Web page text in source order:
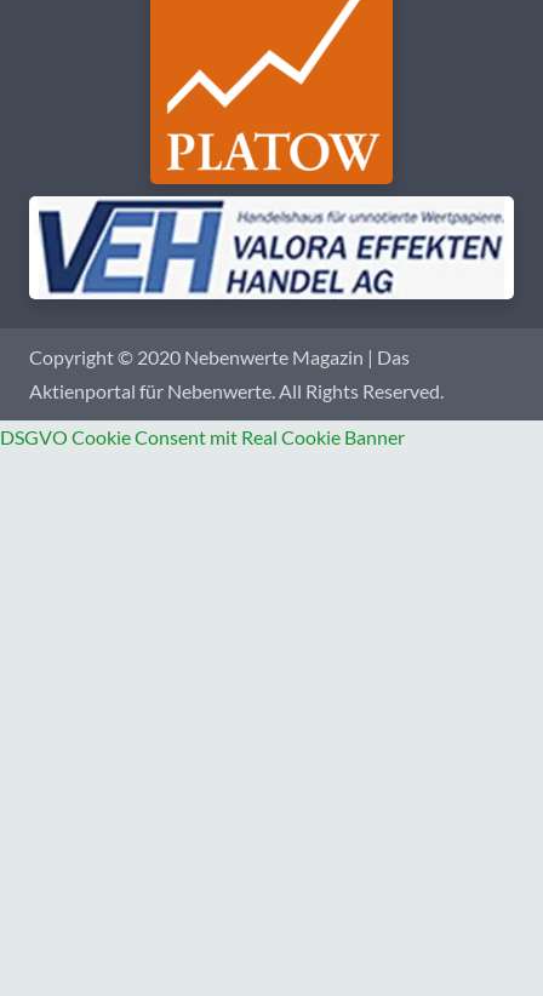
Copyright © 2020 Nebenwerte Magazin | Das
Aktienportal für Nebenwerte. All Rights Reserved.
DSGVO Cookie Consent mit Real Cookie Banner